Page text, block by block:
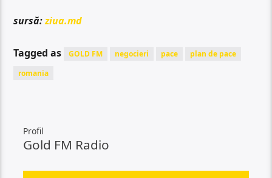
sursă:ziua.md
Tagged as GOLD FM negocieri pace
plan de pace
romania
Profil
Gold FM Radio